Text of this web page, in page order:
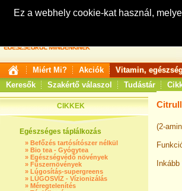
Ez a webhely cookie-kat használ,
Miért Mi? Akciók Vitamin,
Keresők
Szakértő válaszol Tudástár
CIKKEK
Egészséges táplálkozás
» Befőzés tartósítószer nélkül
» Bio tea - Gyógytea
» Egészségvédő növények
» Fűszernövények
» Lúgosítás-supergreens
» LÚGOSVÍZ - Vízionizálás
» Méregtelenítés
(2-